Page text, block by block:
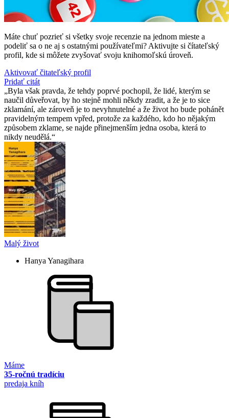
Máte chuť pozrieť si všetky svoje recenzie na jednom mieste a
podeliť sa o ne aj s ostatnými používateľmi? Aktivujte si čítateľský
profil, kde si môžete zvyšovať svoju knihomoľskú úroveň.
Aktivovať čitateľský profil
Pridať citát
Byla však pravda, že tehdy poprvé pochopil, že lidé, kterým se
naučil důveřovat, by ho stejně mohli někdy zradit, a že je to sice
zklamání, ale zároveň je to nevyhnutelné a že život ho bude pohánět
pravidelným tempem vpřed, protože za každého, kdo ho nějakým
způsobem zklame, se najde přinejmenším jedna osoba, která to
nikdy neudělá.
Malý život
Hanya Yanagihara
Máme
35-ročnú tradíciu
predaja kníh